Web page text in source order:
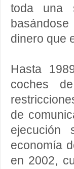
toda una
dinero que
Hasta
coches
de
ejecución
economía
en 2002,